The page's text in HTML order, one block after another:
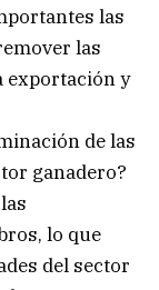
las
las
exportación y
de las
ganadero?
lo que
del sector